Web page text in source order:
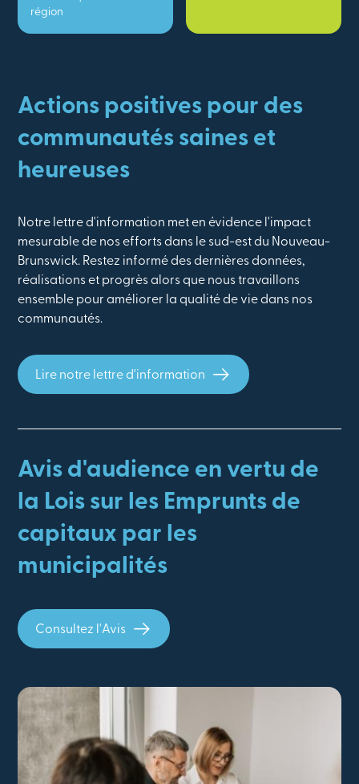
région
Actions positives pour des
communautés saines et
heureuses
Notre lettre d'information met en évidence l'impact
mesurable de nos efforts dans le sud-est du Nouveau-
Brunswick. Restez informé des dernières données,
réalisations et progrès alors que nous travaillons
ensemble pour améliorer la qualité de vie dans nos
communautés.
Lire notre lettre d'information
Avis d'audience en vertu de
la Lois sur les Emprunts de
capitaux par les
municipalités
Consultez l'Avis